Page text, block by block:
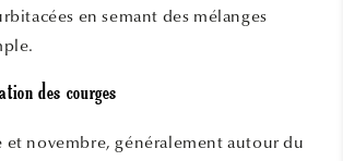
en semant des mélanges
des courges
et novembre, généralement autour du